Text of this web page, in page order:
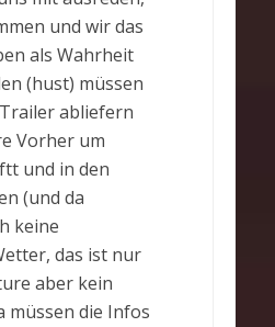
und wir das
als Wahrheit
(hust) müssen
abliefern
Vorher um
und in den
(und da
keine
das ist nur
aber kein
müssen die Infos